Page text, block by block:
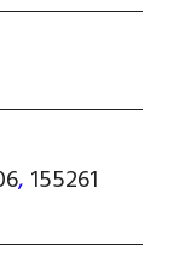
, 155261